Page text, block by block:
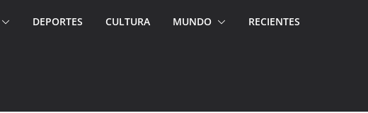
DEPORTES CULTURA MUNDO RECIENTES